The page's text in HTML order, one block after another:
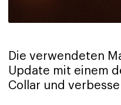
Die verwendeten
Update mit einem
Collar und